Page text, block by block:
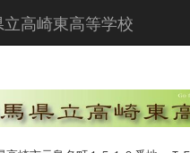
高崎東高等学校